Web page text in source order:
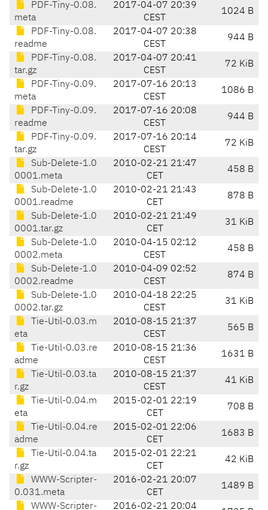
PDF-Tiny-0.08.
meta
2017-04-07 20:39
CEST
1024 B
PDF-Tiny-0.08.
readme
2017-04-07 20:38
CEST
944 B
PDF-Tiny-0.08.
tar.gz
2017-04-07 20:41
CEST
72 KiB
PDF-Tiny-0.09.
meta
2017-07-16 20:13
CEST
1086 B
PDF-Tiny-0.09.
readme
2017-07-16 20:08
CEST
944 B
PDF-Tiny-0.09.
tar.gz
2017-07-16 20:14
CEST
72 KiB
Sub-Delete-1.0
0001.meta
2010-02-21 21:47
CET
458 B
Sub-Delete-1.0
0001.readme
2010-02-21 21:43
CET
878 B
Sub-Delete-1.0
0001.tar.gz
2010-02-21 21:49
CET
31 KiB
Sub-Delete-1.0
0002.meta
2010-04-15 02:12
CEST
458 B
Sub-Delete-1.0
0002.readme
2010-04-09 02:52
CEST
874 B
Sub-Delete-1.0
0002.tar.gz
2010-04-18 22:25
CEST
31 KiB
Tie-Util-0.03.m
eta
2010-08-15 21:37
CEST
565 B
Tie-Util-0.03.re
adme
2010-08-15 21:36
CEST
1631 B
Tie-Util-0.03.ta
r.gz
2010-08-15 21:37
CEST
41 KiB
Tie-Util-0.04.m
eta
2015-02-01 22:19
CET
708 B
Tie-Util-0.04.re
adme
2015-02-01 22:06
CET
1683 B
Tie-Util-0.04.ta
r.gz
2015-02-01 22:21
CET
42 KiB
WWW-Scripter-
0.031.meta
2016-02-21 20:07
CET
1489 B
WWW-Scripter- 2016-02-21 20:04